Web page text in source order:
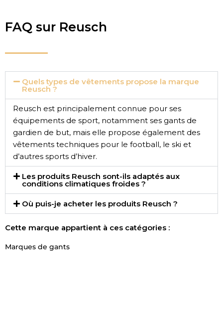
FAQ sur Reusch
Quels types de vêtements propose la marque
Reusch ?
Reusch est principalement connue pour ses
équipements de sport, notamment ses gants de
gardien de but, mais elle propose également des
vêtements techniques pour le football, le ski et
d’autres sports d’hiver.
Les produits Reusch sont-ils adaptés aux
conditions climatiques froides ?
Où puis-je acheter les produits Reusch ?
Cette marque appartient à ces catégories :
Marques de gants